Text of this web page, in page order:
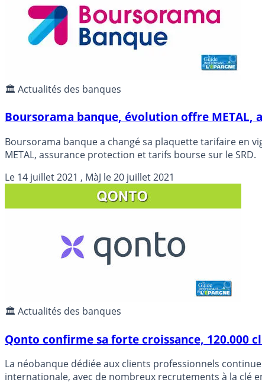
🏛️ Actualités des banques
Boursorama banque, évolution offre METAL,
Boursorama banque a changé sa plaquette tarifaire en
METAL, assurance protection et tarifs bourse sur le SRD.
Le 14 juillet 2021 , MàJ le20 juillet 2021
🏛️ Actualités des banques
Qonto confirme sa forte croissance, 120.000
La néobanque dédiée aux clients professionnels
internationale, avec de nombreux recrutements à la clé